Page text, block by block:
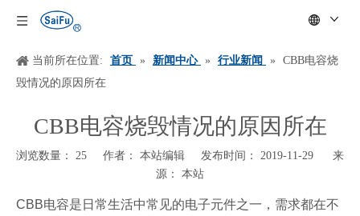
当前所在位置: 首页 » 新闻中心 » 行业新闻 »
CBB电容烧
毁情况的原因所在
CBB电容烧毁情况的原因所在
浏览数量： 25 作者： 本站编辑 发布时间： 2019-11-29 来
源： 本站
["wechat","weibo","qzone","douban","email"]
CBB电容是日常生活中常见的电子元件之一，需求都在不